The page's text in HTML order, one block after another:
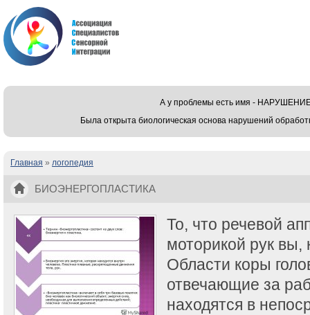
А у проблемы есть имя -
Была открыта биологическая основа нарушений
Вы здесь
Главная » логопедия
БИОЭНЕРГОПЛАСТИКА
То, что речевой
моторикой рук
Области коры
отвечающие за
находятся в